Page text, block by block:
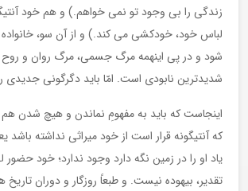
زندگی را بی وجود تو نمی خواهم.) و هم خود
لباس خود، خودکشی می کند.) و از آن سو،
شود و در پی اینهمه مرگ جسمی، مرگ روان و
شدیدترین نابودی است. امّا باید دگرگونی جدیدی
اینجاست که باید به مفهومِ نماندن و هیچ شدن
که آنتیگونه قرار است از خود میراثی نداشته باشد
یاد او را در زمین نگه دارد وجود ندارد؛ خود
تقدیر، بیهوده نیست. و طبعاً روزگار و دوران